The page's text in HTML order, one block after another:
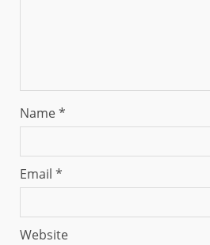
Name*
Email *
Website